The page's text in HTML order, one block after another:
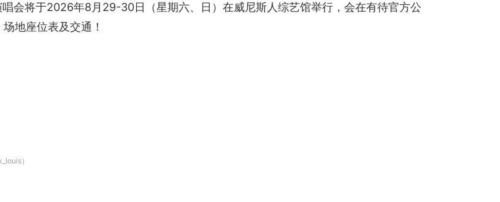
唱会将于2026年8月29-30日（星期六、日）在威尼斯人综艺馆举行，会在有待官方公
地座位表及交通！
）